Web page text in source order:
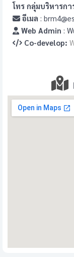
โทร กลุ่มบริหารก
อีเมล :
Web Admin :
Co-develop: